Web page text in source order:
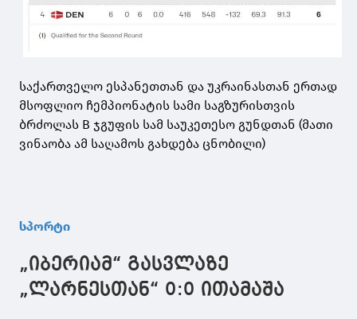
საქართველო ესპანეთთან და უკრაინასთან ერთად
მსოფლიო ჩემპიონატის სამი საგზურისთვის
ბრძოლას B ჯგუფის სამ საუკეთესო გუნდთან (მათი
ვინაობა ამ საღამოს გახდება ცნობილი)
სპორტი
„იბერიამ“ გასვლაზე
„ლარნესთან“ 0:0 ითამაშა